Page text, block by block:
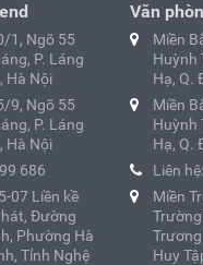
1, Ngõ 55
P. Láng
Hà Nội
9, Ngõ 55
P. Láng
Hà Nội
686
07 Liền kề
Đường
Phường Hà
Tỉnh Nghệ
Văn
Miền
Huỳnh
Hạ, Q.
Miền
Huỳnh
Hạ, Q.
Liên
Miền
Huy